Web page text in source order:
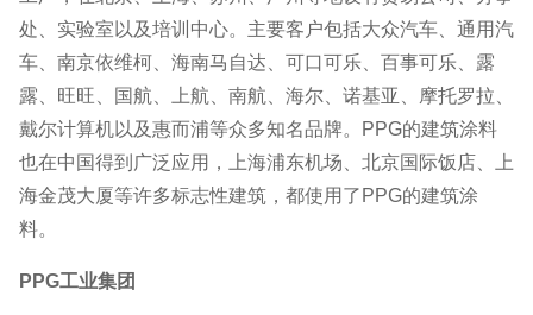
处、实验室以及培训中心。主要客户包括大众汽车、通用汽
车、南京依维柯、海南马自达、可口可乐、百事可乐、露
露、旺旺、国航、上航、南航、海尔、诺基亚、摩托罗拉、
戴尔计算机以及惠而浦等众多知名品牌。PPG的建筑涂料
也在中国得到广泛应用，上海浦东机场、北京国际饭店、上
海金茂大厦等许多标志性建筑，都使用了PPG的建筑涂
料。
PPG工业集团